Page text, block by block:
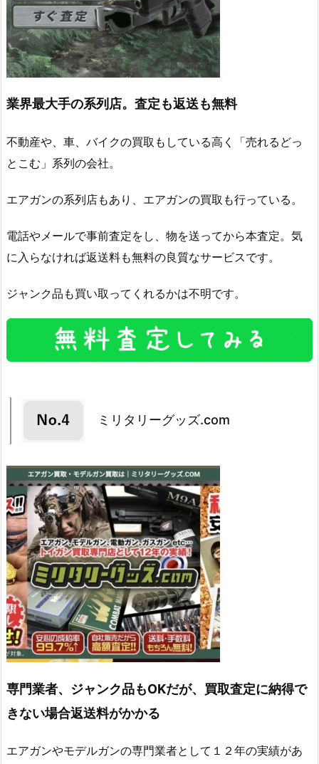
業界最大手の系列店。査定も返送も無料
不動産や、車、バイクの買取もしている高く「売れるどっ
とこむ」系列の会社。
エアガンの系列店もあり、エアガンの買取も行っている。
電話やメールで事前査定をし、物を送ってから本査定。気
に入らなければ返送料も無料の良質なサービスです。
ジャンク品も買い取ってくれるかは不明です。
ミリタリーグッズ.com
専門業者、ジャンク品もOKだが、買取査定に納得で
きない場合返送料がかかる
エアガンやモデルガンの専門業者として１２年の実績があ